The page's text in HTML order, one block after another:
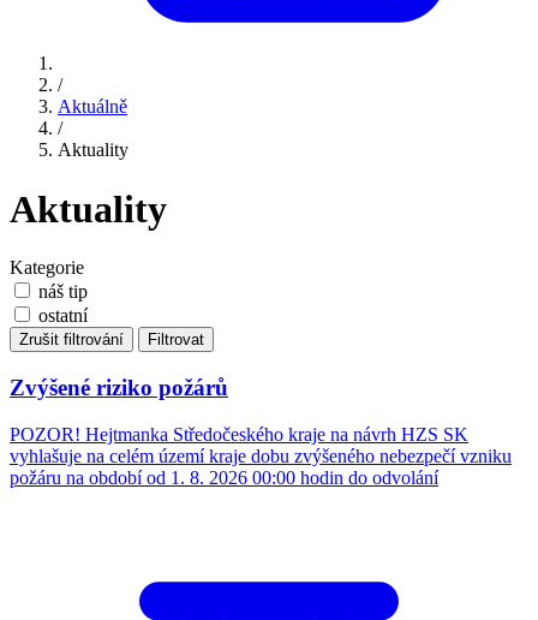
/
Aktuálně
/
Aktuality
Aktuality
Kategorie
náš tip
ostatní
Zrušit filtrování Filtrovat
Zvýšené riziko požárů
POZOR! Hejtmanka Středočeského kraje na návrh HZS SK
vyhlašuje na celém území kraje dobu zvýšeného nebezpečí vzniku
požáru na období od 1. 8. 2026 00:00 hodin do odvolání